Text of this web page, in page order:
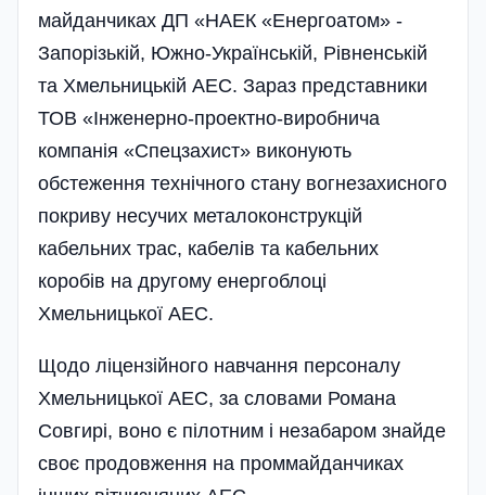
майданчиках ДП «НАЕК «Енергоатом» -
Запорізькій, Южно-Українській, Рівненській
та Хмельницькій АЕС. Зараз представники
ТОВ «Інженерно-проектно-виробнича
компанія «Спецзахист» виконують
обстеження технічного стану вогнезахисного
покриву несучих металоконструкцій
кабельних трас, кабелів та кабельних
коробів на другому енергоблоці
Хмельницької АЕС.
Щодо ліцензійного навчання персоналу
Хмельницької АЕС, за словами Романа
Совгирі, воно є пілотним і незабаром знайде
своє продовження на проммайданчиках